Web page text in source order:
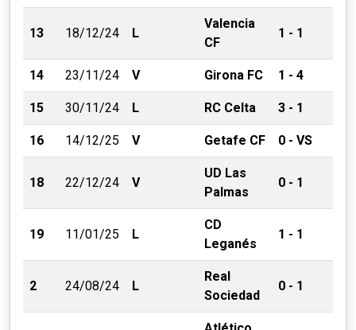
13 18/12/24 L
Valencia
CF
1 - 1
14 23/11/24 V Girona FC 1 - 4
15 30/11/24 L RC Celta 3 - 1
16 14/12/25 V Getafe CF 0 - VS
18 22/12/24 V
UD Las
Palmas
0 - 1
19 11/01/25 L
CD
Leganés
1 - 1
2 24/08/24 L
Real
Sociedad
0 - 1